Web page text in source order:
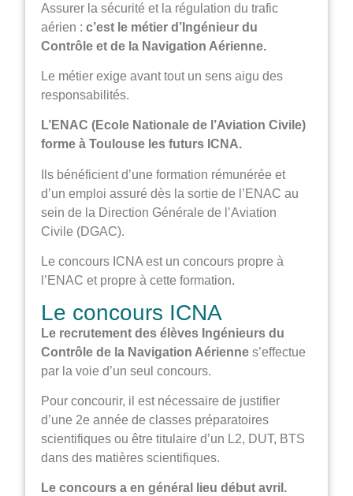
Assurer la sécurité et la régulation du trafic
aérien :c’est le métier d’Ingénieur du
Contrôle et de la Navigation Aérienne.
Le métier exige avant tout un sens aigu des
responsabilités.
L’ENAC (Ecole Nationale de l’Aviation Civile)
forme à Toulouse les futurs ICNA.
Ils bénéficient d’une formation rémunérée et
d’un emploi assuré dès la sortie de l’ENAC au
sein de la Direction Générale de l’Aviation
Civile (DGAC).
Le concours ICNA est un concours propre à
l’ENAC et propre à cette formation.
Le concours ICNA
Le recrutement des élèves Ingénieurs du
Contrôle de la Navigation Aérienne s’effectue
par la voie d’un seul concours.
Pour concourir, il est nécessaire de justifier
d’une 2e année de classes préparatoires
scientifiques ou être titulaire d’un L2, DUT, BTS
dans des matières scientifiques.
Le concours a en général lieu début avril.